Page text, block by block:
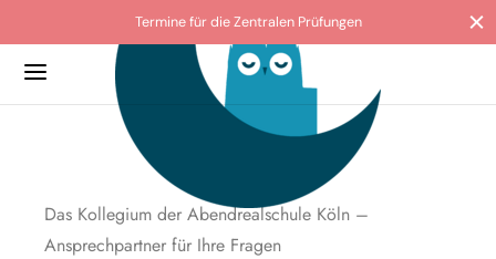
Termine für die Zentralen Prüfungen
KOLLEGIUM
Das Kollegium der Abendrealschule Köln –
Ansprechpartner für Ihre Fragen
Abendrealschule der Stadt Köln
& PROJEKTE
macht Schule
und Collagen